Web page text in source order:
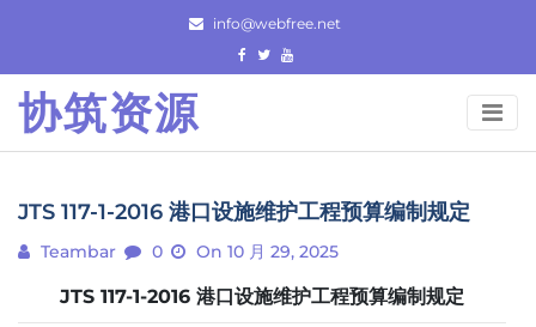
content
info@webfree.net
协筑资源
JTS 117-1-2016 港口设施维护工程预算编制规定
Teambar 0 On 10 月 29, 2025
JTS 117-1-2016 港口设施维护工程预算编制规定